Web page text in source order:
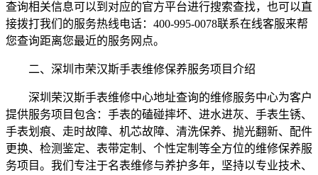
查询相关信息可以到对应的官方平台进行搜索查找，也可以直
接拨打我们的服务热线电话：400-995-0078联系在线客服来帮
您查询距离您最近的服务网点。
二、深圳市荣汉斯手表维修保养服务项目介绍
深圳荣汉斯手表维修中心地址查询的维修服务中心为客户
提供服务项目包含：手表的磕碰摔坏、进水进灰、手表生锈、
手表划痕、走时故障、机芯故障、清洗保养、抛光翻新、配件
更换、检测鉴定、表带定制、个性定制等全方位的维修保养服
务项目。我们专注于名表维修与养护多年，坚持以专业技术、